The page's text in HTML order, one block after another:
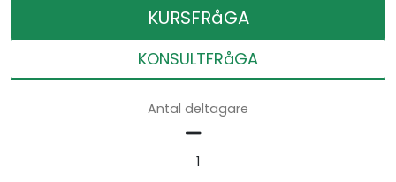
KURSFRåGA
KONSULTFRåGA
Antal deltagare